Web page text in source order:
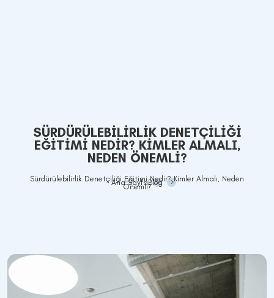
SÜRDÜRÜLEBILIRLIK DENETÇILIĞI
EĞITIMI NEDIR? KIMLER ALMALI,
NEDEN ÖNEMLI?
Ana SayfaBlog
Sürdürülebilirlik Denetçiliği Eğitimi Nedir? Kimler Almalı, Neden
Önemli?